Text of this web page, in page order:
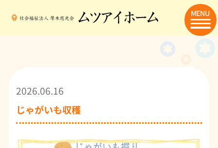
MENU
2026.06.16
じゃがいも収穫